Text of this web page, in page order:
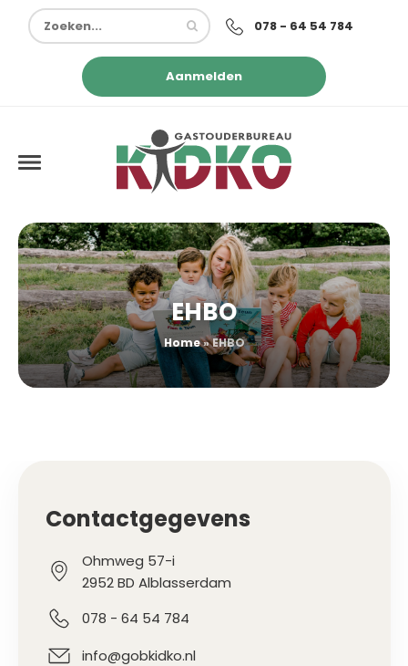
078 - 64 54 784
Aanmelden
EHBO
Home»EHBO
Contactgegevens
Ohmweg 57-i
2952 BD Alblasserdam
078 - 64 54 784
info@gobkidko.nl